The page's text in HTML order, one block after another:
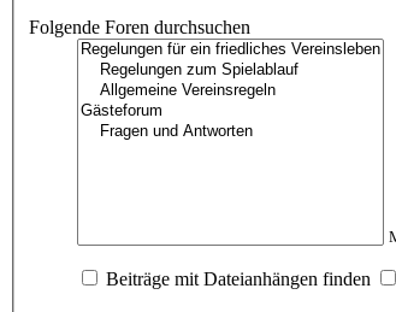
Folgende Foren durchsuchen
Beiträge mit Dateianhängen finden